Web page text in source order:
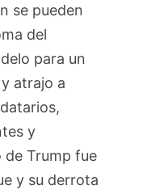
se pueden
del
para un
atrajo a
y
de Trump fue
y su derrota